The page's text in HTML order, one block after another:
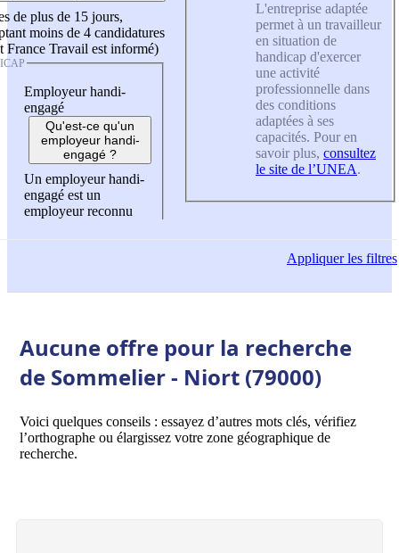
de plus de 15 jours,
moins de 4 candidatures
France Travail est informé)
Employeur handi-
engagé
Qu'est-ce qu'un
employeur handi-
engagé ?
Un employeur handi-
engagé est un
employeur reconnu
L'entreprise adaptée
permet à un travailleur
en situation de
handicap d'exercer
une activité
professionnelle dans
des conditions
adaptées à ses
capacités. Pour en
savoir plus, consultez
le site de l’UNEA.
Appliquerles filtres
Aucune offre pour la recherche
de Sommelier - Niort (79000)
Voici quelques conseils : essayez d’autres mots clés, vérifiez
l’orthographe ou élargissez votre zone géographique de
recherche.